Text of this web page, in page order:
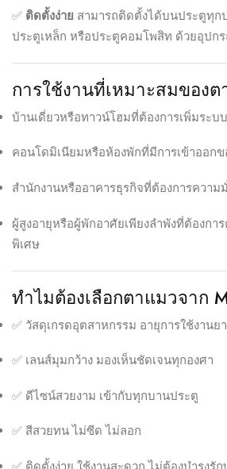
✅ ติดตั้งง่าย สามารถติดตั้งได้บนประตูทุก
ประตูเหล็ก หรือประตูคอมโพสิท ด้วยอุป
การใช้งานที่เหมาะสมของต
บ้านเดี่ยวหรือทาวน์โฮมที่ต้องการเพิ่มระ
คอนโดมิเนียมหรือห้องพักที่มีการเข้าออก
สำนักงานหรืออาคารธุรกิจที่ต้องการความ
ผู้สูงอายุหรือผู้พักอาศัยเพียงลำพังที่ต้องกา
พิเศษ
ทำไมต้องเลือกตาแมวจาก
✅ วัสดุเกรดอุตสาหกรรม อายุการใช้งานย
✅ เลนส์มุมกว้าง มองเห็นชัดเจนทุกองศา
✅ ดีไซน์สวยงาม เข้ากับทุกบานประตู
✅ สีสวยทน ไม่ซีด ไม่ลอก